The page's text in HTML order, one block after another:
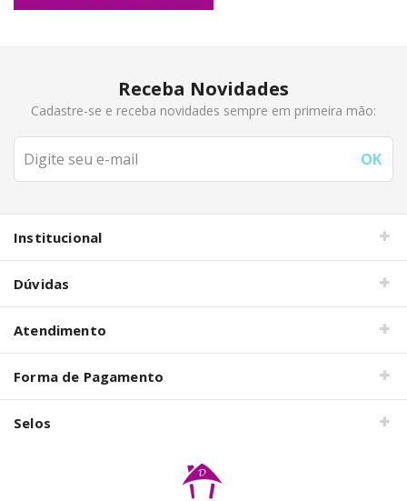
Receba Novidades
Cadastre-se e receba novidades sempre em primeira mão:
Institucional
Dúvidas
Atendimento
Forma de Pagamento
Selos